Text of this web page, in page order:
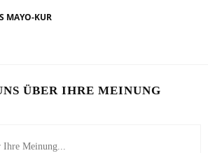
MAYO-KUR
ÜBER IHRE MEINUNG